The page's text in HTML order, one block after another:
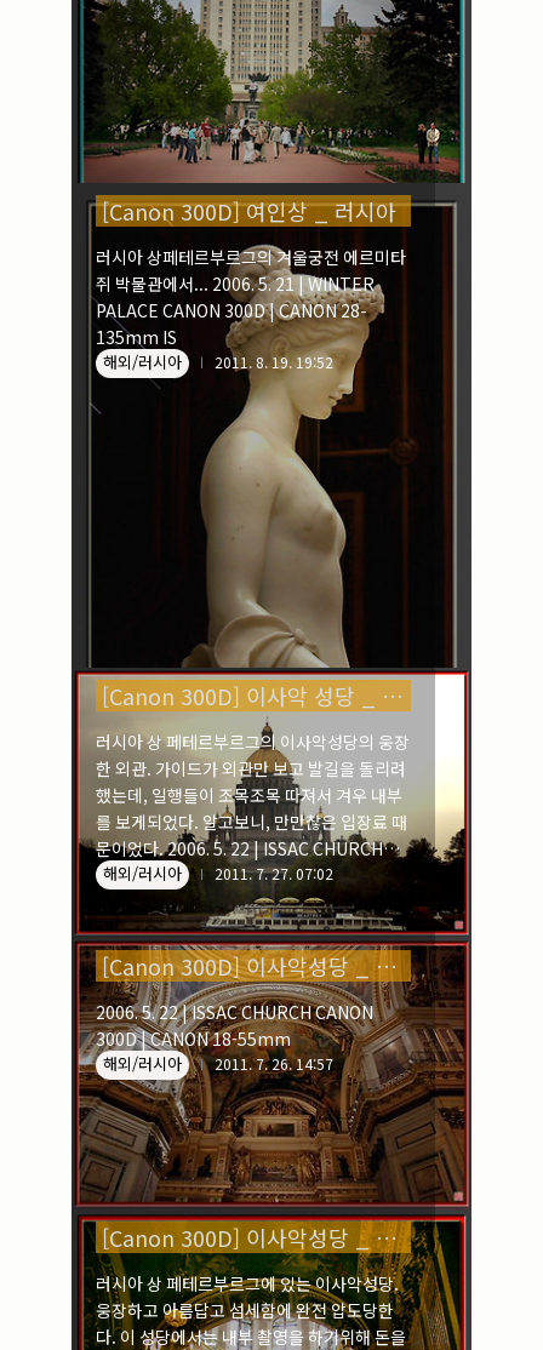
[Canon 300D] 여인상 _ 러시아
러시아 상페테르부르그의 겨울궁전 에르미타
쥐 박물관에서... 2006. 5. 21 | WINTER
PALACE CANON 300D | CANON 28-
135mm IS
해외/러시아 2011. 8. 19. 19:52
[Canon 300D] 이사악 성당 _ 러시아
러시아 상 페테르부르그의 이사악성당의 웅장
한 외관. 가이드가 외관만 보고 발길을 돌리려
했는데, 일행들이 조목조목 따져서 겨우 내부
를 보게되었다. 알고보니, 만만찮은 입장료 때
문이었다. 2006. 5. 22 | ISSAC CHURCH
CANON 300D | CANON 28-135mm IS
해외/러시아 2011. 7. 27. 07:02
[Canon 300D] 이사악성당 _ 러시아
2006. 5. 22 | ISSAC CHURCH CANON
300D | CANON 18-55mm
해외/러시아 2011. 7. 26. 14:57
[Canon 300D] 이사악성당 _ 러시아
러시아 상 페테르부르그에 있는 이사악성당.
웅장하고 아름답고 섬세함에 완전 압도당한
다. 이 성당에서는 내부 촬영을 하기위해 돈을